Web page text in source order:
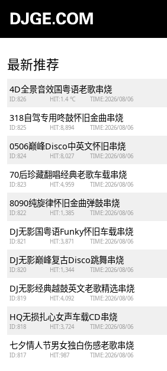
最新推荐
4D全景音效国粤语老歌串烧
ID:826 HIT:1.4 ℃ TIME:2026/08/06
318自驾专用咚鼓怀旧金曲串烧
ID:825 HIT:8,894 TIME:2026/08/06
0506巅峰Disco中英文怀旧串烧
ID:824 HIT:8,027 TIME:2026/08/06
70后珍藏翻唱经典老歌车载串烧
ID:823 HIT:4,959 TIME:2026/08/06
8090纯旋律怀旧金曲弹鼓串烧
ID:822 HIT:1,385 TIME:2026/08/06
DJ无影国粤语Funky怀旧车载串烧
ID:821 HIT:3,871 TIME:2026/08/06
DJ无影巅峰复古Disco跳舞串烧
ID:820 HIT:1,344 TIME:2026/08/06
DJ无影经典越鼓英文老歌精选串烧
ID:819 HIT:4,092 TIME:2026/08/06
HQ无损扎心女声车载CD串烧
ID:818 HIT:3,724 TIME:2026/08/06
七夕情人节男女独白伤感老歌串烧
ID:817 HIT:987 TIME:2026/08/06